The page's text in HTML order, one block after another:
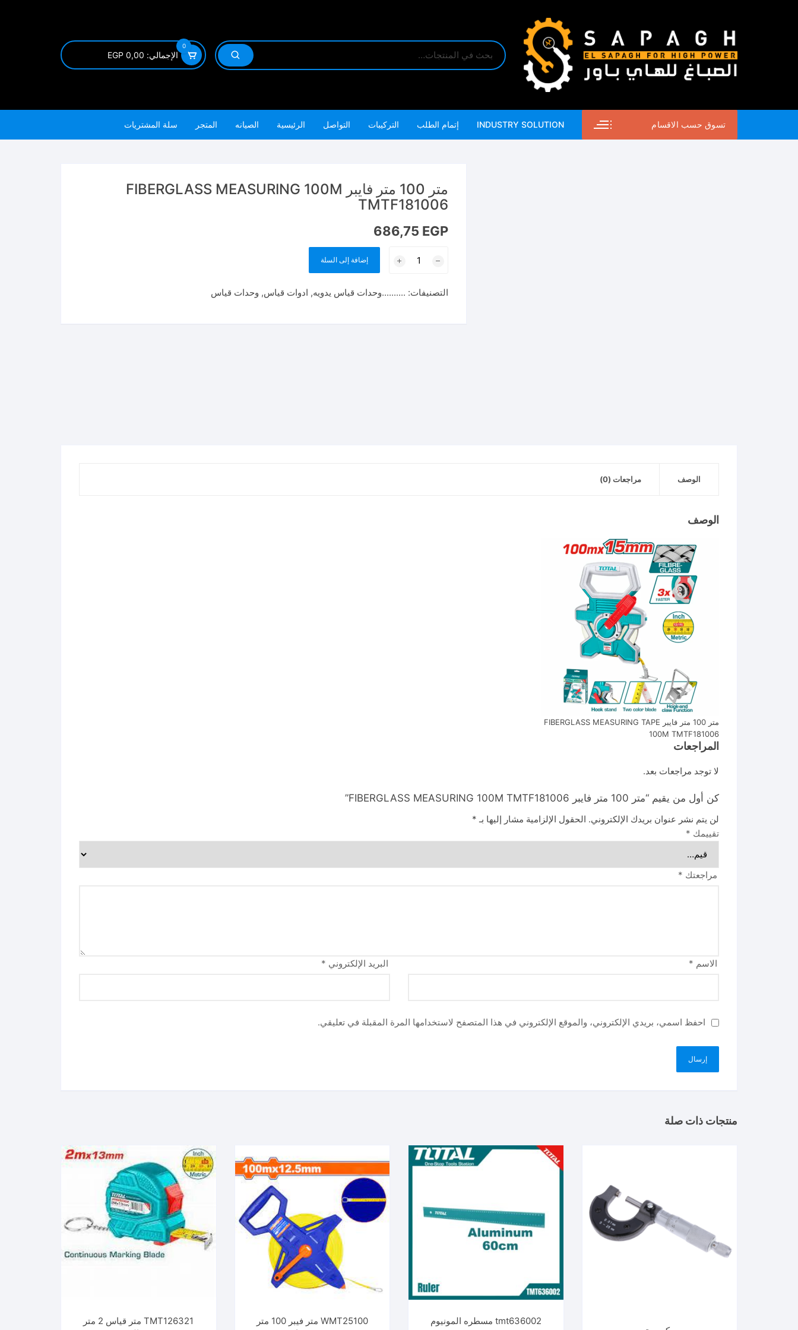
0
الإجمالي: 0,00
EGP
تسوق حسب الاقسام INDUSTRY SOLUTION إتمام الطلب التركيبات التواصل الرئيسية الصيانه المتجر سلة المشتريات
متر 100 متر فايبر FIBERGLASS MEASURING 100M
TMTF181006
686,75 EGP
متر
إضافة إلى السلة
التصنيفات: ..........وحدات قياس يدويه, ادوات قياس, وحدات قياس
الوصف مراجعات (0)
الوصف
متر 100 متر فايبر FIBERGLASS MEASURING TAPE
100M TMTF181006
المراجعات
لا توجد مراجعات بعد.
كن أول من يقيم “متر 100 متر فايبر FIBERGLASS MEASURING 100M TMTF181006”
لن يتم نشر عنوان بريدك الإلكتروني. الحقول الإلزامية مشار إليها بـ *
تقييمك *
مراجعتك *
الاسم * البريد الإلكتروني *
احفظ اسمي، بريدي الإلكتروني، والموقع الإلكتروني في هذا المتصفح لاستخدامها المرة المقبلة في تعليقي.
منتجات ذات صلة
tmt636002 مسطره المونيوم
WMT25100 متر فیبر 100 متر
TMT126321 متر قياس 2 متر